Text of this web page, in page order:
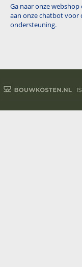
Ga naar onze webshop
aan onze chatbot voor
ondersteuning.